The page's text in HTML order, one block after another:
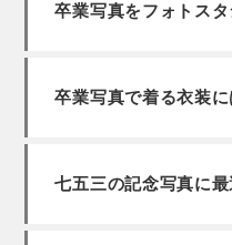
卒業写真をフォトス
卒業写真で着る衣装
七五三の記念写真に